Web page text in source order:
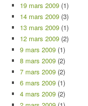
19 mars 2009 (1)
14 mars 2009 (3)
13 mars 2009 (1)
12 mars 2009 (2)
9 mars 2009 (1)
8 mars 2009 (2)
7 mars 2009 (2)
6 mars 2009 (1)
4 mars 2009 (2)